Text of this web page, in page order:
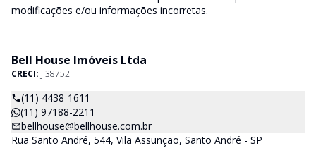
modificações e/ou informações incorretas.
Bell House Imóveis Ltda
CRECI: J 38752
(11) 4438-1611
(11) 97188-2211
bellhouse@bellhouse.com.br
Rua Santo André, 544, Vila Assunção, Santo André - SP